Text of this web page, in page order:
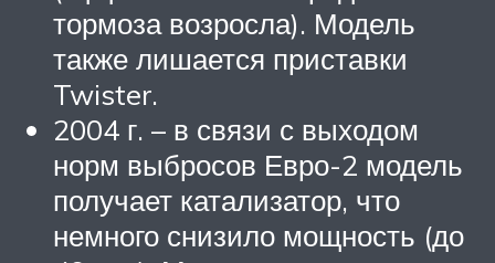
тормоза возросла). Модель
также лишается приставки
Twister.
2004 г. – в связи с выходом
норм выбросов Евро-2 модель
получает катализатор, что
немного снизило мощность (до